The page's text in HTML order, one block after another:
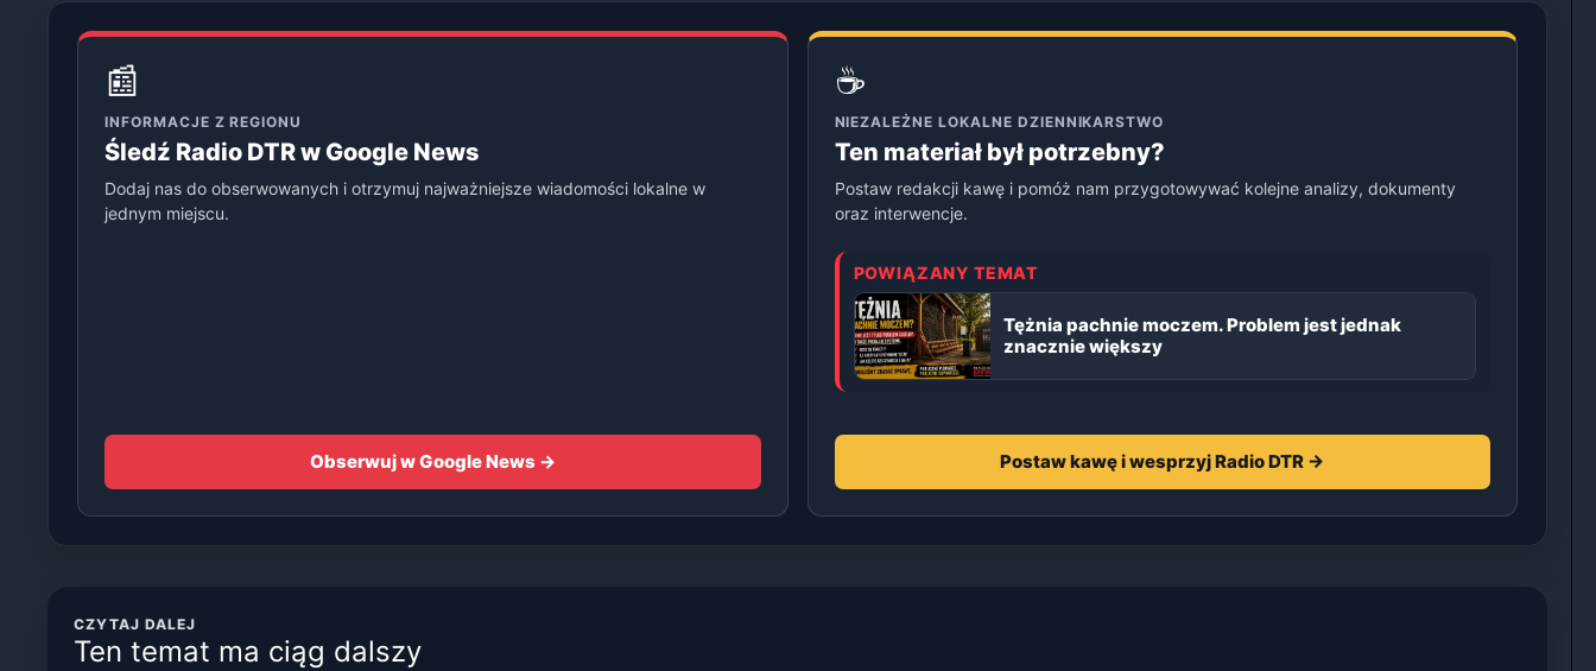
📰
INFORMACJE Z REGIONU
Śledź Radio DTR w Google News
Dodaj nas do obserwowanych i otrzymuj najważniejsze wiadomości lokalne w
jednym miejscu.
Obserwuj w Google News →
☕
NIEZALEŻNE LOKALNE DZIENNIKARSTWO
Ten materiał był potrzebny?
Postaw redakcji kawę i pomóż nam przygotowywać kolejne analizy, dokumenty
oraz interwencje.
POWIĄZANY TEMAT
Tężnia pachnie moczem. Problem jest jednak
znacznie większy
Postaw kawę i wesprzyj Radio DTR →
CZYTAJ DALEJ
Ten temat ma ciąg dalszy